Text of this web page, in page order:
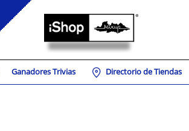
Ganadores Trivias Directorio de Tiendas